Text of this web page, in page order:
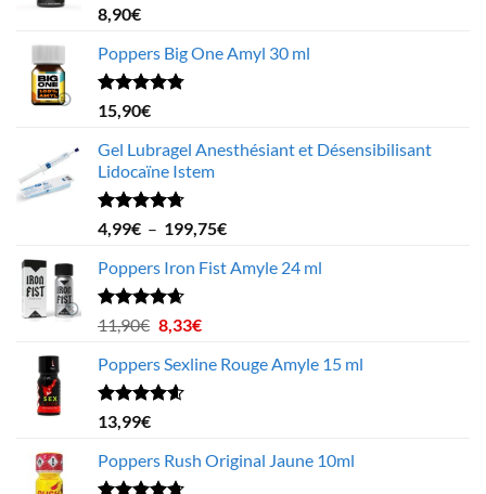
Note4.68
sur 5
8,90€
Poppers Big One Amyl 30 ml
Note4.78
sur 5
15,90€
Gel Lubragel Anesthésiant et Désensibilisant
Lidocaïne Istem
Note4.70
sur 5
4,99€ – 199,75€Plage
prix :
Poppers Iron Fist Amyle 24 ml
Note4.63
sur 5
11,90€ Le
initial
était :
8,33€Le
actuel
Poppers Sexline Rouge Amyle 15 ml
Note4.58
sur 5
13,99€
Poppers Rush Original Jaune 10ml